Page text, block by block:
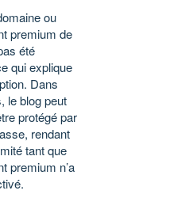
ou
premium de
été
qui explique
Dans
le blog peut
protégé par
rendant
tant que
premium n’a